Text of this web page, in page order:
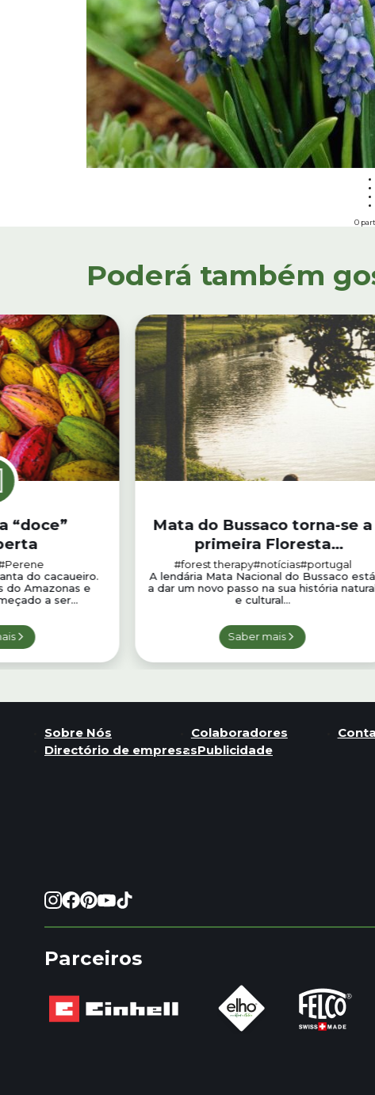
0
Poderá também
“doce”
do cacaueiro.
do Amazonas e
a ser...
Mata do Bussaco torna-se a
primeira Floresta
Terapêutica da Península
Ibérica
#forest therapy#notícias#portugal
A lendária Mata Nacional do Bussaco está
a dar um novo passo na sua história
e cultural...
Saber mais
Sobre Nós Colaboradores
Directório de empresasPublicidade
Parceiros